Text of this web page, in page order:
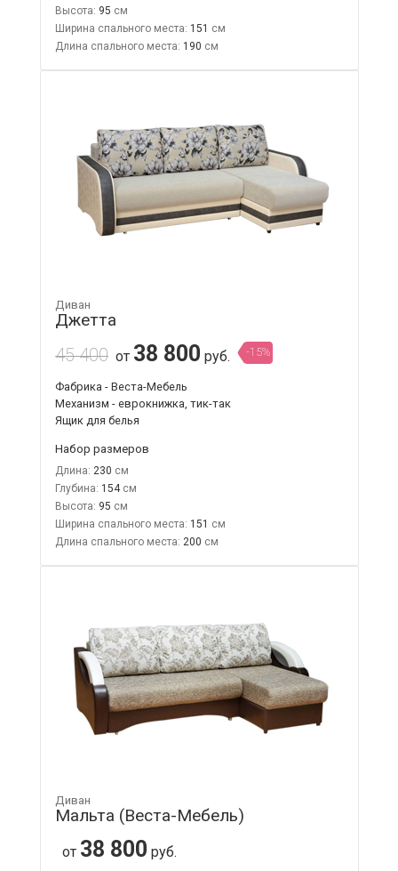
Высота: 95
Ширина спального места: 151
Длина спального места: 190
Диван
Джетта
45 400 от 38 800 руб. -15%
Фабрика - Веста-Мебель
Механизм - еврокнижка, тик-так
Ящик для белья
Набор размеров
Длина: 230
Глубина: 154
Высота: 95
Ширина спального места: 151
Длина спального места: 200
Диван
Мальта (Веста-Мебель)
от 38 800 руб.